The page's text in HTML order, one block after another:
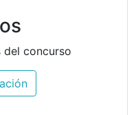
del concurso